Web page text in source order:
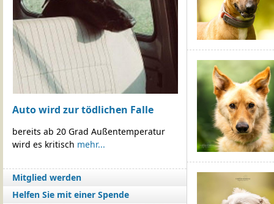
Auto wird zur tödlichen Falle
bereits ab 20 Grad Außentemperatur
wird es kritisch mehr...
Mitglied werden
Helfen Sie mit einer Spende